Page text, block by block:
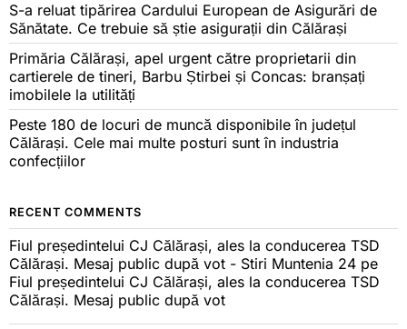
S-a reluat tipărirea Cardului European de Asigurări de
Sănătate. Ce trebuie să știe asigurații din Călărași
Primăria Călărași, apel urgent către proprietarii din
cartierele de tineri, Barbu Știrbei și Concas: branșați
imobilele la utilități
Peste 180 de locuri de muncă disponibile în județul
Călărași. Cele mai multe posturi sunt în industria
confecțiilor
RECENT COMMENTS
Fiul președintelui CJ Călărași, ales la conducerea TSD
Călărași. Mesaj public după vot - Stiri Muntenia 24 pe
Fiul președintelui CJ Călărași, ales la conducerea TSD
Călărași. Mesaj public după vot